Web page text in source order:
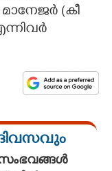
(കീ
ദിവസവും